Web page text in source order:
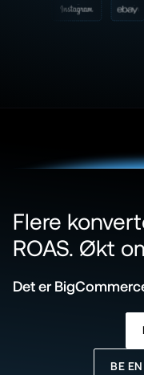
Flere
ROAS. Økt
Det er
BE